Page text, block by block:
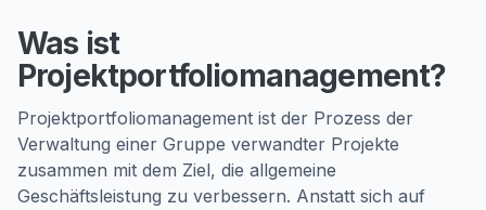
Was ist
Projektportfoliomanagement?
Projektportfoliomanagement ist der Prozess der
Verwaltung einer Gruppe verwandter Projekte
zusammen mit dem Ziel, die allgemeine
Geschäftsleistung zu verbessern. Anstatt sich auf